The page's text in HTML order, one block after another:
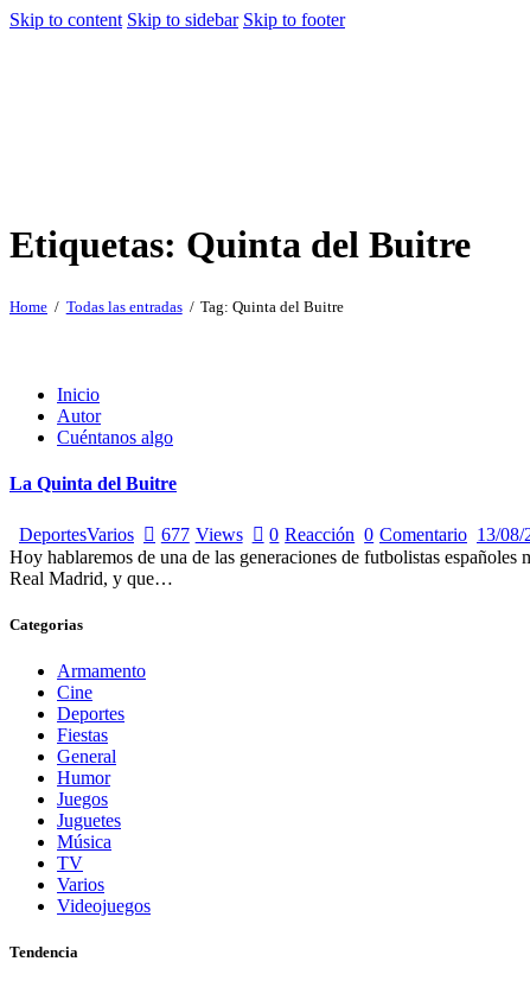
Skip to content Skip to sidebar Skip to footer
Etiquetas: Quinta del Buitre
Home Todas las entradas Tag: Quinta del Buitre
Inicio
Autor
Cuéntanos algo
La Quinta del Buitre
DeportesVarios 677 Views 0 Reacción 0 Comentario 13/08/
Hoy hablaremos de una de las generaciones de futbolistas
Real Madrid, y que…
Categorias
Armamento
Cine
Deportes
Fiestas
General
Humor
Juegos
Juguetes
Música
TV
Varios
Videojuegos
Tendencia